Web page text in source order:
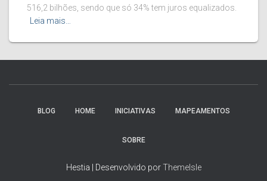
516,2 bilhões, sendo que só 34% tem juros equalizados.
Leia mais…
BLOG HOME INICIATIVAS MAPEAMENTOS
SOBRE
Hestia | Desenvolvido porThemeIsle